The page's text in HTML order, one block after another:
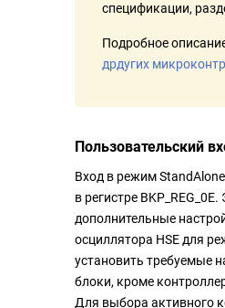
спецификации,
Подробное
дрдугих
Пользовательский
Вход в режим
в регистре
дополнительные
осциллятора HSE для
установить требуемые
блоки, кроме
Для выбора активного